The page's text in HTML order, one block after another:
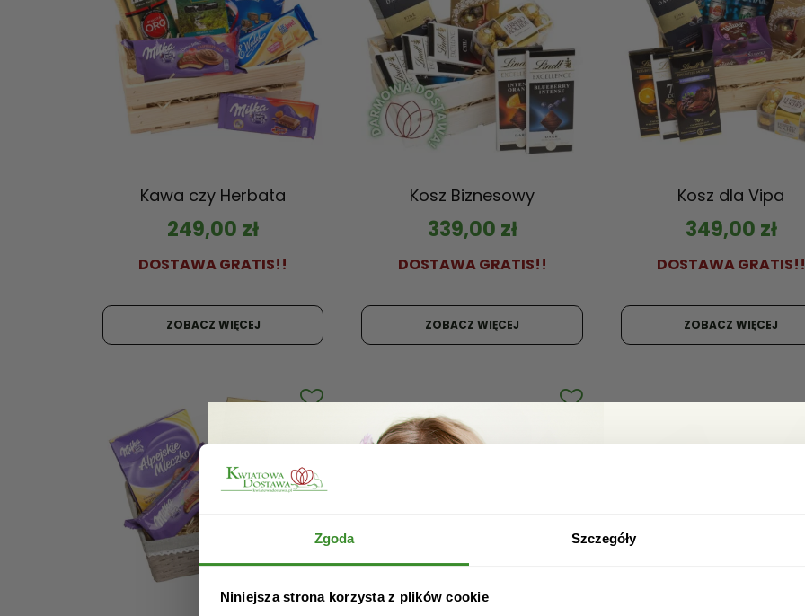
Zgoda Szczegóły
Niniejsza strona korzysta z plików cookie
Kawa czy Herbata
249,00 zł
DOSTAWA GRATIS!!
ZOBACZ WIĘCEJ
Kosz Biznesowy
339,00 zł
DOSTAWA GRATIS!!
ZOBACZ WIĘCEJ
Kosz dla Vipa
349,00 zł
DOSTAWA GRATIS!!
ZOBACZ WIĘCEJ
Zgarnij
rabat na pierwsze